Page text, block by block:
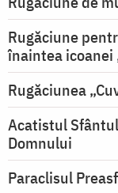
Rugăciune
înaintea icoanei
Rugăciunea
Acatistul
Domnului
Paraclisul